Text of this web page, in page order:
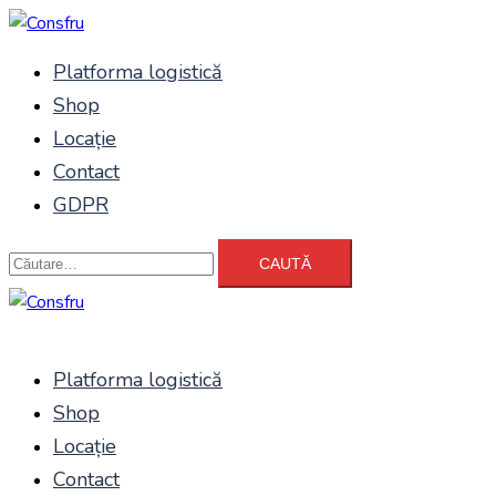
Sari
conținutPlatforma logistică
Shop
Locație
Contact
GDPR
Caută
după:
Platforma logistică
Shop
Locație
Contact